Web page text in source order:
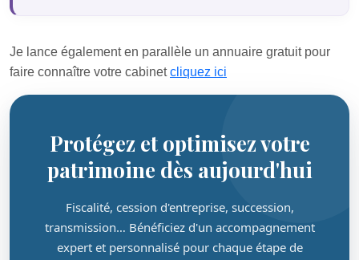
Je lance également en parallèle un annuaire gratuit pour
faire connaître votre cabinetcliquez ici
Protégez et optimisez votre
patrimoine dès aujourd'hui
Fiscalité, cession d'entreprise, succession,
transmission… Bénéficiez d'un accompagnement
expert et personnalisé pour chaque étape de